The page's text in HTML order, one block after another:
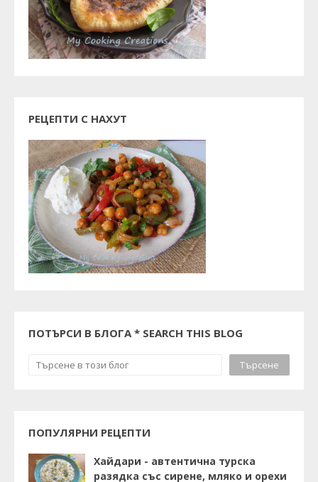
РЕЦЕПТИ С НАХУТ
ПОТЪРСИ В БЛОГА * SEARCH THIS BLOG
ПОПУЛЯРНИ РЕЦЕПТИ
Хайдари - автентична турска
разядка със сирене, мляко и орехи